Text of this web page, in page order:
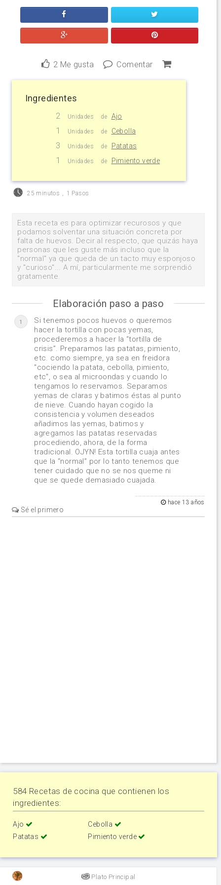
2 Me gusta Comentar
Ingredientes
2 Unidades de Ajo
1 Unidades de Cebolla
3 Unidades de Patatas
1 Unidades de Pimiento verde
25 minutos 1 Pasos
Esta receta es para optimizar recurosos y que
podamos solventar una situación concreta por
falta de huevos. Decir al respecto, que quizás haya
personas que les guste más incluso que la
"normal" ya que queda de un tacto muy esponjoso
y "curioso"... A mí, particularmente me sorprendió
gratamente.
Elaboración paso a paso
1
Si tenemos pocos huevos o queremos
hacer la tortilla con pocas yemas,
procederemos a hacer la “tortilla de
crisis”. Preparamos las patatas, pimiento,
etc. como siempre, ya sea en freidora
"cociendo la patata, cebolla, pimiento,
etc", o sea al microondas y cuando lo
tengamos lo reservamos. Separamos
yemas de claras y batimos éstas al punto
de nieve. Cuando hayan cogido la
consistencia y volumen deseados
añadimos las yemas, batimos y
agregamos las patatas reservadas
procediendo, ahora, de la forma
tradicional. OJYN! Esta tortilla cuaja antes
que la “normal” por lo tanto tenemos que
tener cuidado que no se nos queme ni
que se quede demasiado cuajada.
hace 13 años
Sé el primero
584 Recetas de cocina que contienen los
ingredientes:
Ajo
Cebolla
Patatas
Pimiento verde
Plato Principal